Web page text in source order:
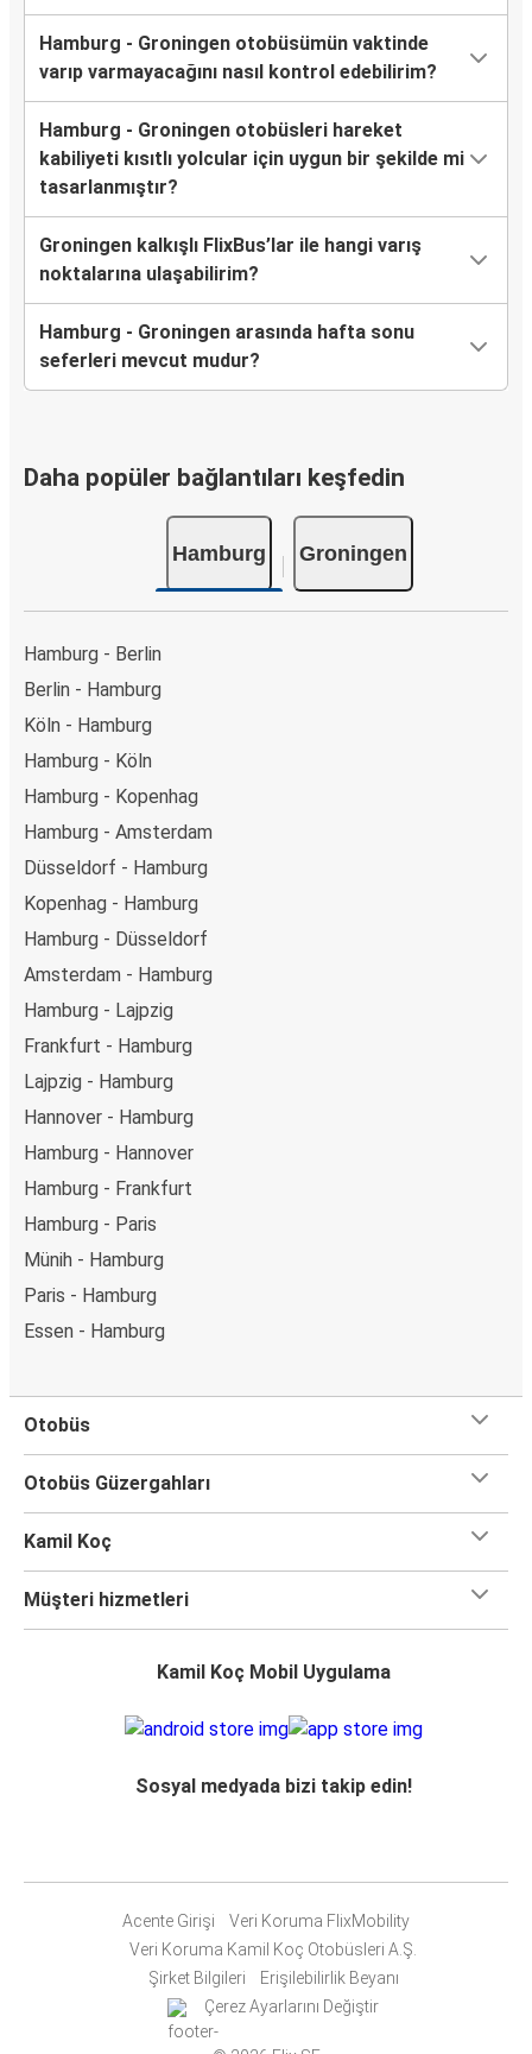
Hamburg - Groningen otobüsümün vaktinde
varıp varmayacağını nasıl kontrol edebilirim?
Hamburg - Groningen otobüsleri hareket
kabiliyeti kısıtlı yolcular için uygun bir şekilde mi
tasarlanmıştır?
Groningen kalkışlı FlixBus’lar ile hangi varış
noktalarına ulaşabilirim?
Hamburg - Groningen arasında hafta sonu
seferleri mevcut mudur?
Daha popüler bağlantıları keşfedin
Hamburg Groningen
Hamburg - Berlin
Berlin - Hamburg
Köln - Hamburg
Hamburg - Köln
Hamburg - Kopenhag
Hamburg - Amsterdam
Düsseldorf - Hamburg
Kopenhag - Hamburg
Hamburg - Düsseldorf
Amsterdam - Hamburg
Hamburg - Lajpzig
Frankfurt - Hamburg
Lajpzig - Hamburg
Hannover - Hamburg
Hamburg - Hannover
Hamburg - Frankfurt
Hamburg - Paris
Münih - Hamburg
Paris - Hamburg
Essen - Hamburg
Otobüs
Otobüs Güzergahları
Kamil Koç
Müşteri hizmetleri
Kamil Koç Mobil Uygulama
Sosyal medyada bizi takip edin!
Acente Girişi
Veri Koruma FlixMobility
Veri Koruma Kamil Koç Otobüsleri A.Ş.
Şirket Bilgileri
Erişilebilirlik Beyanı
Çerez Ayarlarını Değiştir